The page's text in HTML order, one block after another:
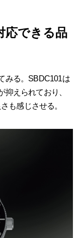
応できる品
みる。SBDC101は
えられており、
も感じさせる。